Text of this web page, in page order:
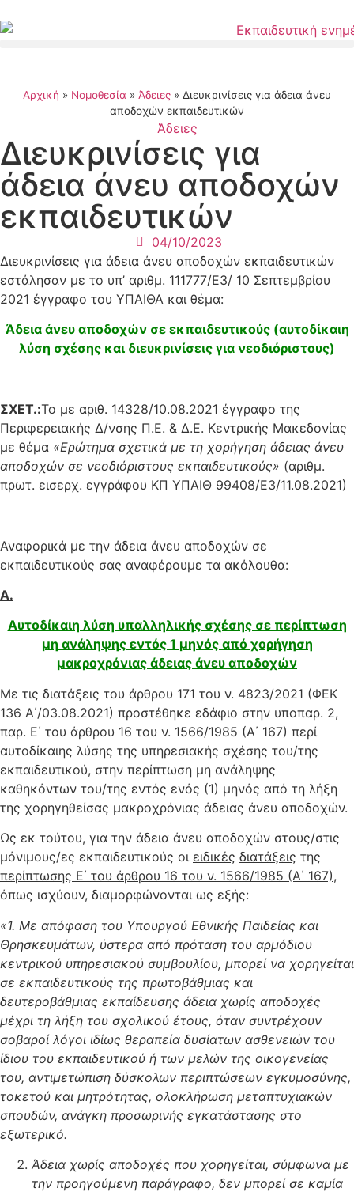
Αρχική » Νομοθεσία » Άδειες » Διευκρινίσεις για άδεια άνευ
αποδοχών εκπαιδευτικών
Άδειες
Διευκρινίσεις για
άδεια άνευ αποδοχών
εκπαιδευτικών
04/10/2023
Διευκρινίσεις για άδεια άνευ αποδοχών εκπαιδευτικών
εστάλησαν με το υπ’ αριθμ. 111777/Ε3/ 10 Σεπτεμβρίου
2021 έγγραφο του ΥΠΑΙΘΑ και θέμα:
Άδεια άνευ αποδοχών σε εκπαιδευτικούς (αυτοδίκαιη
λύση σχέσης και διευκρινίσεις για νεοδιόριστους)
ΣΧΕΤ.:Το με αριθ. 14328/10.08.2021 έγγραφο της
Περιφερειακής Δ/νσης Π.Ε. & Δ.Ε. Κεντρικής Μακεδονίας
με θέμα «Ερώτημα σχετικά με τη χορήγηση άδειας άνευ
αποδοχών σε νεοδιόριστους εκπαιδευτικούς» (αριθμ.
πρωτ. εισερχ. εγγράφου ΚΠ ΥΠΑΙΘ 99408/Ε3/11.08.2021)
Αναφορικά με την άδεια άνευ αποδοχών σε
εκπαιδευτικούς σας αναφέρουμε τα ακόλουθα:
Α.
Αυτοδίκαιη λύση υπαλληλικής σχέσης σε περίπτωση
μη ανάληψης εντός 1 μηνός από χορήγηση
μακροχρόνιας άδειας άνευ αποδοχών
Με τις διατάξεις του άρθρου 171 του ν. 4823/2021 (ΦΕΚ
136 Α΄/03.08.2021) προστέθηκε εδάφιο στην υποπαρ. 2,
παρ. Ε΄ του άρθρου 16 του ν. 1566/1985 (Α΄ 167) περί
αυτοδίκαιης λύσης της υπηρεσιακής σχέσης του/της
εκπαιδευτικού, στην περίπτωση μη ανάληψης
καθηκόντων του/της εντός ενός (1) μηνός από τη λήξη
της χορηγηθείσας μακροχρόνιας άδειας άνευ αποδοχών.
Ως εκ τούτου, για την άδεια άνευ αποδοχών στους/στις
μόνιμους/ες εκπαιδευτικούς οι ειδικές διατάξεις της
περίπτωσης Ε΄ του άρθρου 16 του ν. 1566/1985 (Α΄ 167),
όπως ισχύουν, διαμορφώνονται ως εξής:
«1. Με απόφαση του Υπουργού Εθνικής Παιδείας και
Θρησκευμάτων, ύστερα από πρόταση του αρμόδιου
κεντρικού υπηρεσιακού συμβουλίου, μπορεί να χορηγείται
σε εκπαιδευτικούς της πρωτοβάθμιας και
δευτεροβάθμιας εκπαίδευσης άδεια χωρίς αποδοχές
μέχρι τη λήξη του σχολικού έτους, όταν συντρέχουν
σοβαροί λόγοι ιδίως θεραπεία δυσίατων ασθενειών του
ίδιου του εκπαιδευτικού ή των μελών της οικογενείας
του, αντιμετώπιση δύσκολων περιπτώσεων εγκυμοσύνης,
τοκετού και μητρότητας, ολοκλήρωση μεταπτυχιακών
σπουδών, ανάγκη προσωρινής εγκατάστασης στο
εξωτερικό.
Άδεια χωρίς αποδοχές που χορηγείται, σύμφωνα με
την προηγούμενη παράγραφο, δεν μπορεί σε καμία